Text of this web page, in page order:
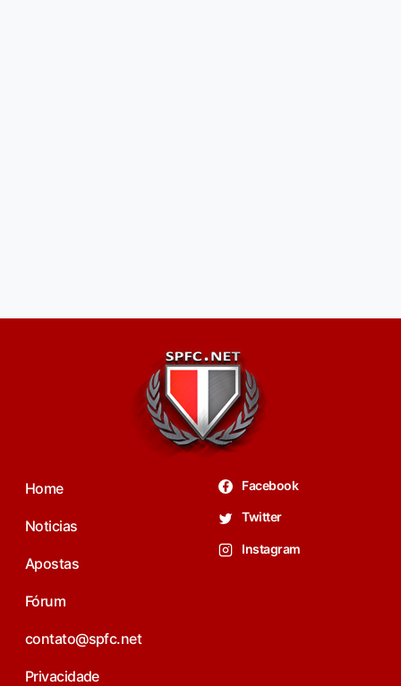
Home
Noticias
Apostas
Fórum
contato@spfc.net
Privacidade
Facebook
Twitter
Instagram